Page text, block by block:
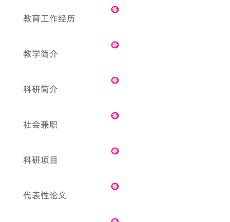
教育工作经历
教学简介
科研简介
社会兼职
科研项目
代表性论文